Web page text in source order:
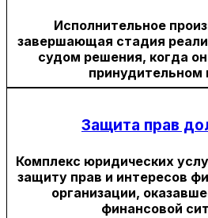
Исполнительное
завершающая стадия
судом решения, когда
принудительном
Защита прав
Комплекс юридических
защиту прав и интересов
организации,
финансовой